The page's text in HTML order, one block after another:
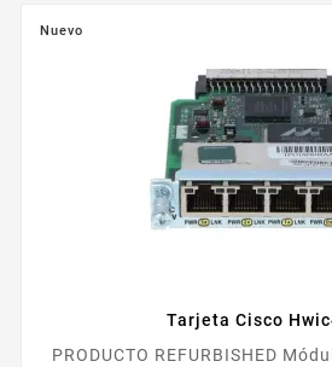
Nuevo
Tarjeta Cisco
PRODUCTO REFURBISHED Módulo de conmutación